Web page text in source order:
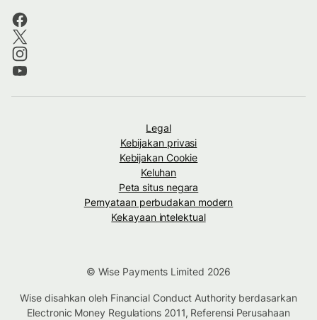
Legal
Kebijakan privasi
Kebijakan Cookie
Keluhan
Peta situs negara
Pernyataan perbudakan modern
Kekayaan intelektual
© Wise Payments Limited 2026
Wise disahkan oleh Financial Conduct Authority berdasarkan
Electronic Money Regulations 2011, Referensi Perusahaan